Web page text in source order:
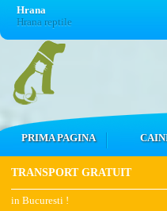
Hrana
Hrana reptile
PRIMA PAGINA
TRANSPORT GRATUIT
in Bucuresti !